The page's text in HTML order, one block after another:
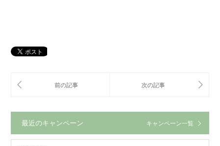
最近のキャンペーン キャンペーン一覧